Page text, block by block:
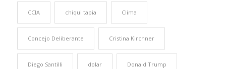
CCIA chiqui tapia Clima
Concejo Deliberante Cristina Kirchner
Diego Santilli dolar Donald Trump